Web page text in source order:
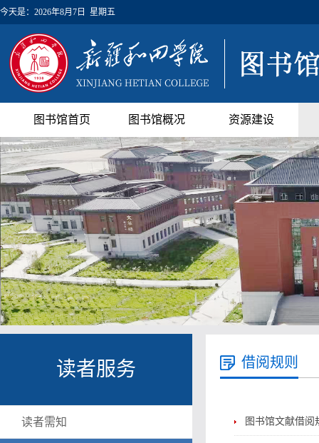
今天是： 2026年8月7日 星期五
图书馆首页 图书馆概况 资源建设
读者服务
读者需知
借阅规则
图书馆文献借阅